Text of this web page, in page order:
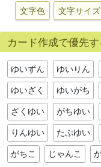
文字色 文字サイズ
カード作成で優先
ゆいずん ゆいりん
ゆいざく ゆいがち
ざくゆい がちゆい
りんゆい たぷゆい
がちこ じゃんこ